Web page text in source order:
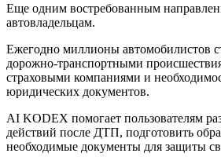
Еще одним востребованным
автовладельцам.
Ежегодно миллионы автомобилистов
дорожно-транспортными
страховыми компаниями и
юридических документов.
AI KODEX помогает пользователям
действий после ДТП, подготовить
необходимые документы для защиты